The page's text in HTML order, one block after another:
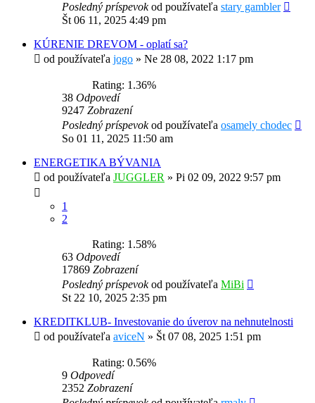
Posledný príspevokod používateľa stary gambler
Št 06 11, 2025 4:49 pm
KÚRENIE DREVOM - oplatí sa?
od používateľa jogo » Ne 28 08, 2022 1:17 pm
Rating: 1.36%
38 Odpovedí
9247 Zobrazení
Posledný príspevokod používateľa osamely chodec
So 01 11, 2025 11:50 am
ENERGETIKA BÝVANIA
od používateľa JUGGLER » Pi 02 09, 2022 9:57 pm
1
2
Rating: 1.58%
63 Odpovedí
17869 Zobrazení
Posledný príspevokod používateľa MiBi
St 22 10, 2025 2:35 pm
KREDITKLUB- Investovanie do úverov na nehnutelnosti
od používateľa aviceN » Št 07 08, 2025 1:51 pm
Rating: 0.56%
9 Odpovedí
2352 Zobrazení